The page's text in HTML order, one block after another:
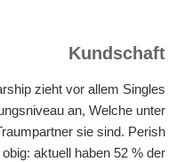
Kundschaft
zieht vor allem Singles
an, Welche unter
sie sind. Perish
aktuell haben 52 % der